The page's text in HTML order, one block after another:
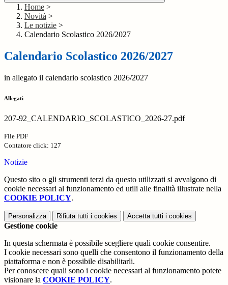
Home >
Novità >
Le notizie >
Calendario Scolastico 2026/2027
Calendario Scolastico 2026/2027
in allegato il calendario scolastico 2026/2027
Allegati
207-92_CALENDARIO_SCOLASTICO_2026-27.pdf
File PDF
Contatore click: 127
Notizie
Questo sito o gli strumenti terzi da questo utilizzati si avvalgono di
cookie necessari al funzionamento ed utili alle finalità illustrate nella
COOKIE POLICY.
Personalizza Rifiuta tutti i cookies Accetta tutti i cookies
Gestione cookie
In questa schermata è possibile scegliere quali cookie consentire.
I cookie necessari sono quelli che consentono il funzionamento della
piattaforma e non è possibile disabilitarli.
Per conoscere quali sono i cookie necessari al funzionamento potete
visionare la COOKIE POLICY.